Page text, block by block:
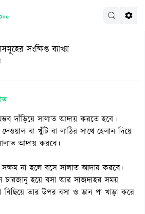
সংক্ষিপ্ত ব্যাখ্যা
দাঁড়িয়ে সালাত আদায় করতে হবে।
বা খুঁটি বা লাঠির সাথে হেলান দিয়ে
আদায় করবে।
সক্ষম না হলে বসে সালাত আদায় করবে।
চারজানু হয়ে বসা আর সাজদাহর সময়
বিছিয়ে তার উপর বসা ও ডান পা খাড়া করে